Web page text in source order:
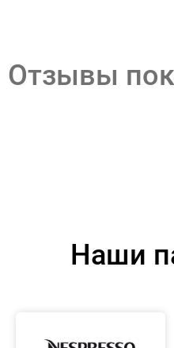
Отзывы
Наши